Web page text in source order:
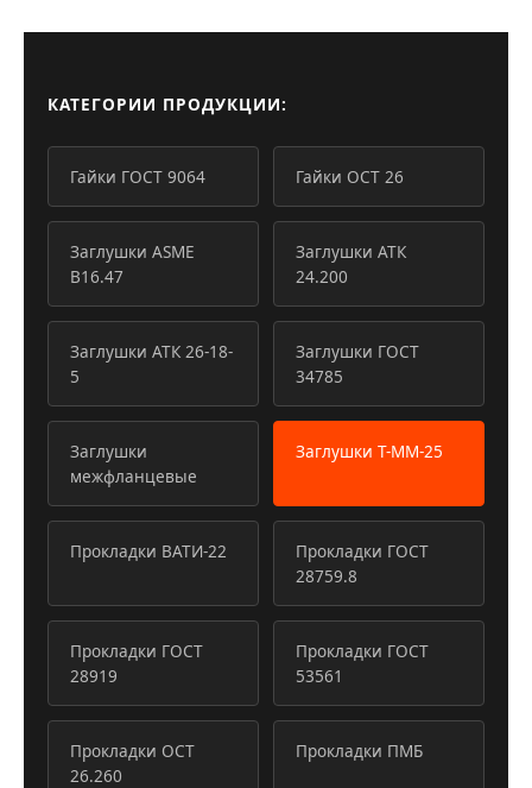
КАТЕГОРИИ ПРОДУКЦИИ:
Гайки ГОСТ 9064 Гайки ОСТ 26
Заглушки ASME
B16.47
Заглушки АТК
24.200
Заглушки АТК 26-18-
5
Заглушки ГОСТ
34785
Заглушки
межфланцевые
Заглушки Т-ММ-25
Прокладки ВАТИ-22
Прокладки ГОСТ
28759.8
Прокладки ГОСТ
28919
Прокладки ГОСТ
53561
Прокладки ОСТ
26.260
Прокладки ПМБ